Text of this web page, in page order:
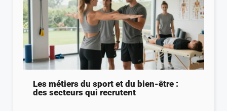
Les métiers du sport et du bien-être :
des secteurs qui recrutent